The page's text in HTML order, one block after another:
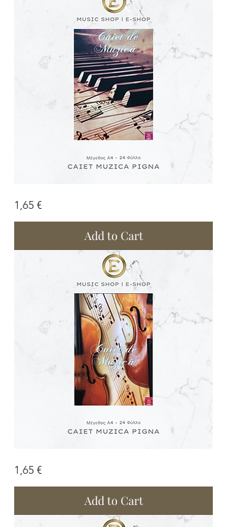
Μουσικής
Price
1,65 €
Add to Cart
Μουσικής
Price
1,65 €
Add to Cart